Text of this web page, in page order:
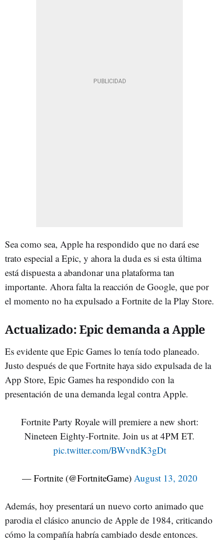
Sea como sea, Apple ha respondido que no dará ese
trato especial a Epic, y ahora la duda es si esta última
está dispuesta a abandonar una plataforma tan
importante. Ahora falta la reacción de Google, que por
el momento no ha expulsado a Fortnite de la Play Store.
Actualizado: Epic demanda a Apple
Es evidente que Epic Games lo tenía todo planeado.
Justo después de que Fortnite haya sido expulsada de la
App Store, Epic Games ha respondido con la
presentación de una demanda legal contra Apple.
Fortnite Party Royale will premiere a new short:
Nineteen Eighty-Fortnite. Join us at 4PM ET.
pic.twitter.com/BWvndK3gDt
— Fortnite (@FortniteGame) August 13, 2020
Además, hoy presentará un nuevo corto animado que
parodia el clásico anuncio de Apple de 1984, criticando
cómo la compañía habría cambiado desde entonces.